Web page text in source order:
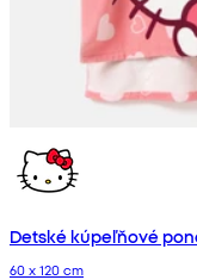
Detské kúpeľňové
60 x 120 cm